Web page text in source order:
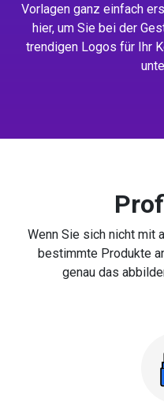
Vorlagen ganz einfach
hier, um Sie bei der
trendigen Logos für Ihr
Wenn Sie sich nicht mit
bestimmte Produkte
genau das